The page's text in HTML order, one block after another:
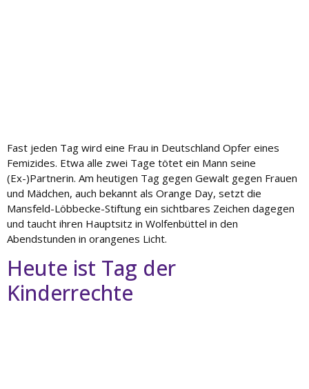
Fast jeden Tag wird eine Frau in Deutschland Opfer eines
Femizides. Etwa alle zwei Tage tötet ein Mann seine
(Ex-)Partnerin. Am heutigen Tag gegen Gewalt gegen Frauen
und Mädchen, auch bekannt als Orange Day, setzt die
Mansfeld-Löbbecke-Stiftung ein sichtbares Zeichen dagegen
und taucht ihren Hauptsitz in Wolfenbüttel in den
Abendstunden in orangenes Licht.
Heute ist Tag der
Kinderrechte